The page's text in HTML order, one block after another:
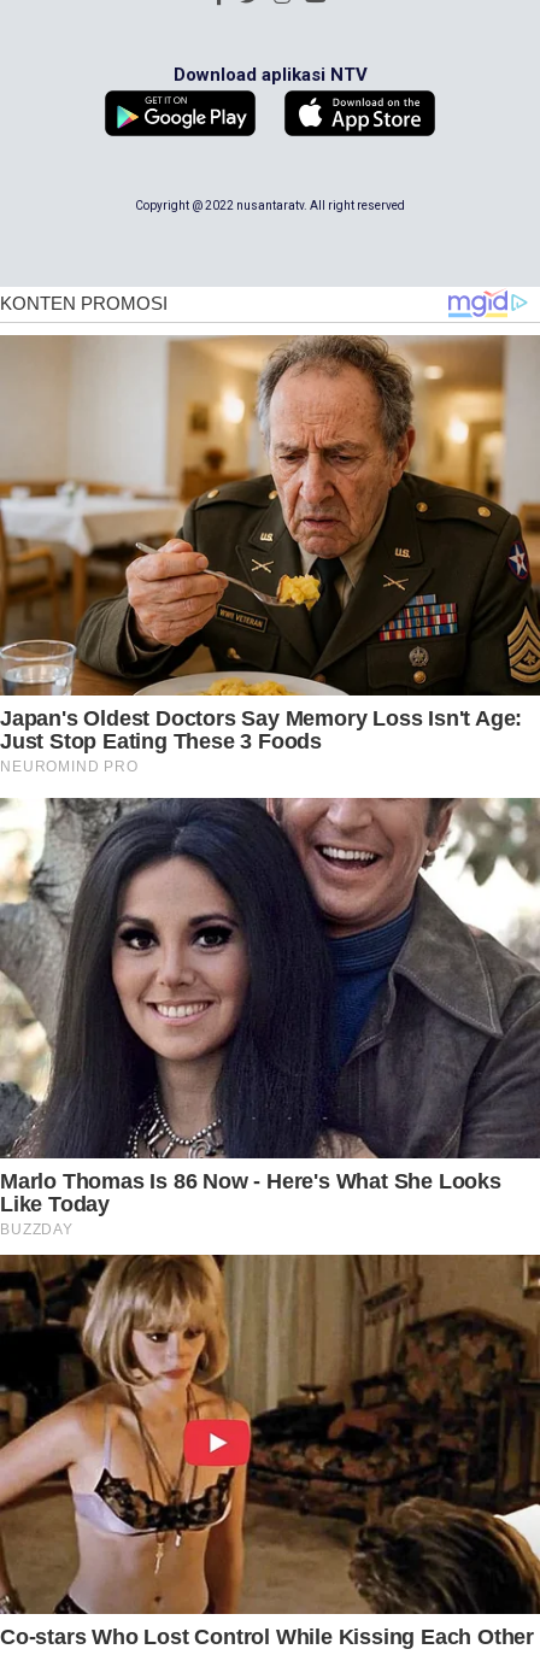
Download aplikasi NTV
Copyright @ 2022 nusantaratv. All right reserved